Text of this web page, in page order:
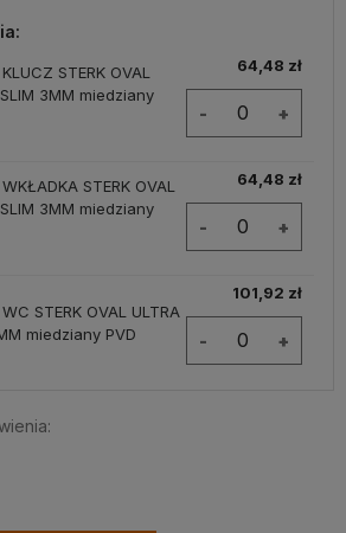
STERK OVAL
3MM miedziany
64,48 zł
- +
STERK OVAL
3MM miedziany
64,48 zł
- +
STERK OVAL ULTRA
miedziany PVD
101,92 zł
- +